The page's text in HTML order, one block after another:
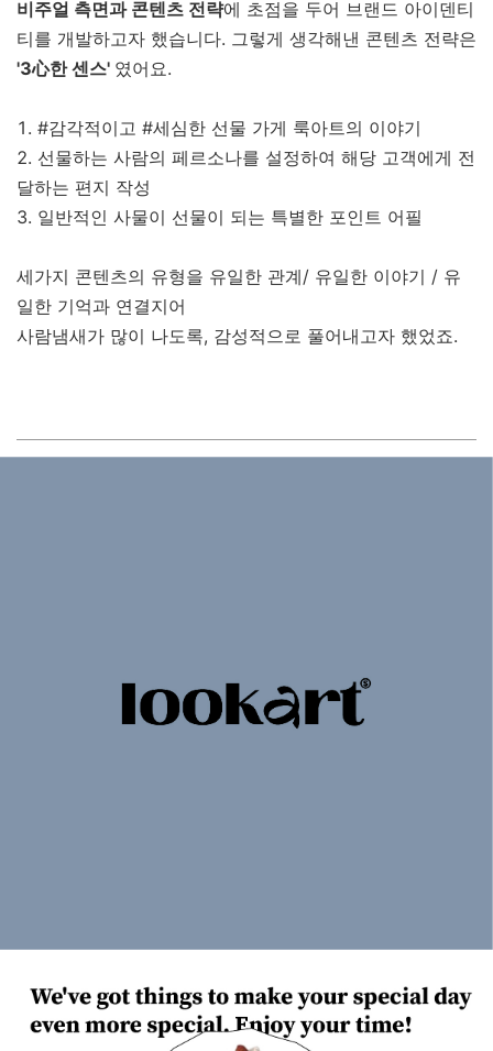
비주얼 측면과 콘텐츠 전략에 초점을 두어 브랜드 아이덴티
티를 개발하고자 했습니다. 그렇게 생각해낸 콘텐츠 전략은
'3心한 센스' 였어요.
1. #감각적이고 #세심한 선물 가게 룩아트의 이야기
2. 선물하는 사람의 페르소나를 설정하여 해당 고객에게 전
달하는 편지 작성
3. 일반적인 사물이 선물이 되는 특별한 포인트 어필
세가지 콘텐츠의 유형을 유일한 관계/ 유일한 이야기 / 유
일한 기억과 연결지어
사람냄새가 많이 나도록, 감성적으로 풀어내고자 했었죠.